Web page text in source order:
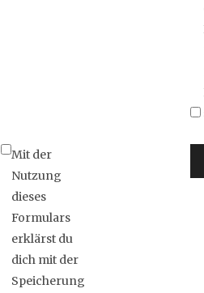
Mit der
Nutzung
dieses
Formulars
erklärst du
dich mit der
Speicherung